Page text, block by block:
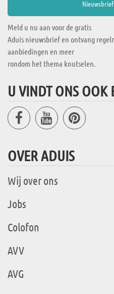
Meld u nu aan voor de gratis
Aduis nieuwsbrief en ontvang
aanbiedingen en meer
rondom het thema knutselen.
U VINDT ONS OOK
OVER ADUIS
Wij over ons
Jobs
Colofon
AVV
AVG